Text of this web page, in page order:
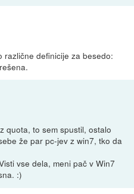
različne definicije za besedo:
quota, to sem spustil, ostalo
že par pc-jev z win7, tko da
vse dela, meni pač v Win7
:)